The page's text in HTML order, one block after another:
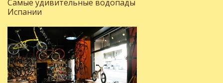
Самые удивительные водопады
Испании